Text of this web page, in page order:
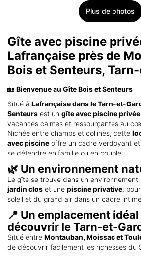
Plus de photos
Gîte avec piscine
Lafrançaise près de
Bois et Senteurs,
🏡 Bienvenue au Gîte Bois et Senteurs
Situé à Lafrançaise dans le Tarn-et-
Senteurs est un gîte avec piscine privée
vacances calmes et ressourçantes au
Nichée entre champs et collines, cette
avec piscine offre un cadre verdoyant
se détendre en famille ou en couple.
🌿 Un environnement
Le gîte se trouve dans un environnement
jardin clos et une piscine privative,
soleil et du grand air dans un cadre
📍 Un emplacement
découvrir le Tarn-et-
Situé entre Montauban, Moissac et
de découvrir facilement les richesses du